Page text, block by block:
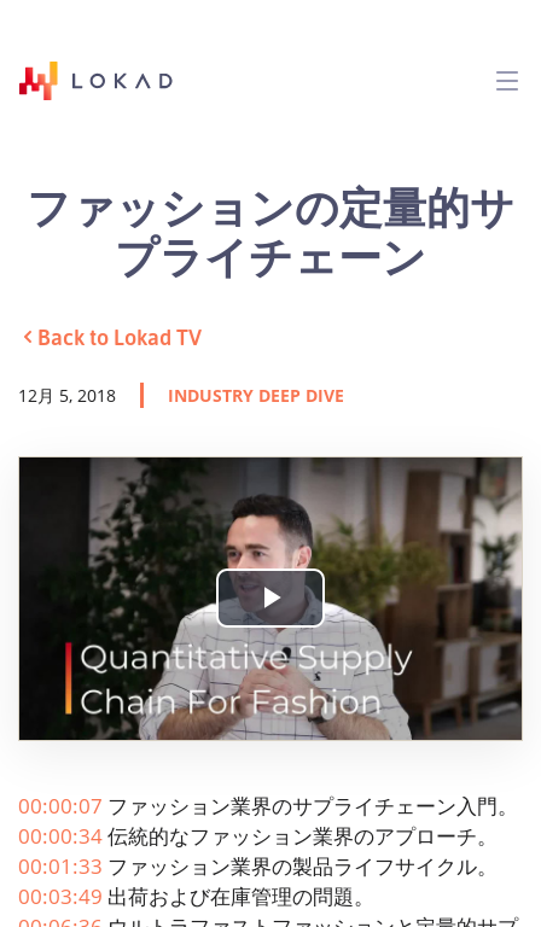
ファッションの定量的サ
プライチェーン
Back to Lokad TV
12月 5, 2018 INDUSTRY DEEP DIVE
Play
Video
00:00:07 ファッション業界のサプライチェーン入門。
00:00:34伝統的なファッション業界のアプローチ。
00:01:33 ファッション業界の製品ライフサイクル。
00:03:49 出荷および在庫管理の問題。